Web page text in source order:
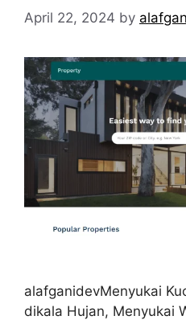
April 22, 2024 by
alafganidevMenyukai
dikala Hujan, Menyukai